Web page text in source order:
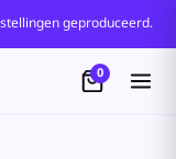
geproduceerd.
0